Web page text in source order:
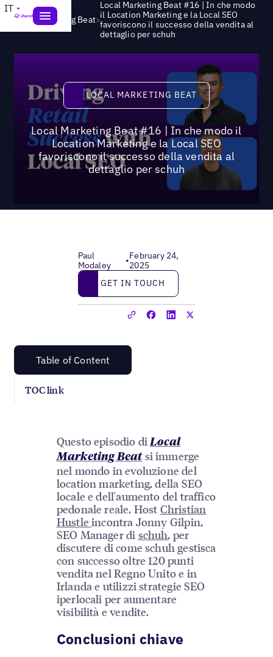
IT
Local Marketing Beat>
Local Marketing Beat #16 | In che modo
il Location Marketing e la Local SEO
favoriscono il successo della vendita al
dettaglio per schuh
Local Marketing Beat
LOCAL MARKETING BEAT
Local Marketing Beat #16 | In che modo il
Location Marketing e la Local SEO
favoriscono il successo della vendita al
dettaglio per schuh
Paul
Modaley
•February 24,
2025
Get in touch
GET IN TOUCH
Table of Content
TOC link
Questo episodio di Local
Marketing Beatsi immerge
nel mondo in evoluzione del
location marketing, della SEO
locale e dell'aumento del traffico
pedonale reale. Host Christian
Hustleincontra Jonny Gilpin,
SEO Manager di schuh, per
discutere di come schuh gestisca
con successo oltre 120 punti
vendita nel Regno Unito e in
Irlanda e utilizzi strategie SEO
iperlocali per aumentare
visibilità e vendite.
Conclusioni chiave